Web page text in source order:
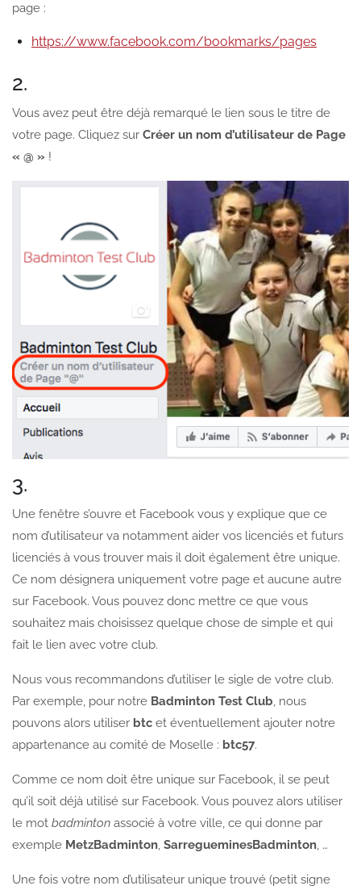
page :
https://www.facebook.com/bookmarks/pages
2.
Vous avez peut être déjà remarqué le lien sous le titre de
votre page. Cliquez sur Créer un nom d’utilisateur de Page
« @ » !
3.
Une fenêtre s’ouvre et Facebook vous y explique que ce
nom d’utilisateur va notamment aider vos licenciés et futurs
licenciés à vous trouver mais il doit également être unique.
Ce nom désignera uniquement votre page et aucune autre
sur Facebook. Vous pouvez donc mettre ce que vous
souhaitez mais choisissez quelque chose de simple et qui
fait le lien avec votre club.
Nous vous recommandons d’utiliser le sigle de votre club.
Par exemple, pour notre Badminton Test Club, nous
pouvons alors utiliser btc et éventuellement ajouter notre
appartenance au comité de Moselle : btc57.
Comme ce nom doit être unique sur Facebook, il se peut
qu’il soit déjà utilisé sur Facebook. Vous pouvez alors utiliser
le mot badminton associé à votre ville, ce qui donne par
exemple MetzBadminton, SarregueminesBadminton, …
Une fois votre nom d’utilisateur unique trouvé (petit signe